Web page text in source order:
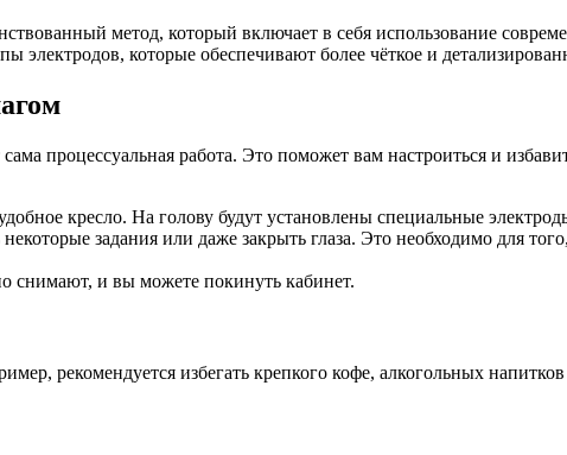
метод, который включает в себя использование
которые обеспечивают более чёткое и
процессуальная работа. Это поможет вам настроиться и
кресло. На голову будут установлены специальные
задания или даже закрыть глаза. Это необходимо для
снимают, и вы можете покинуть кабинет.
рекомендуется избегать крепкого кофе, алкогольных